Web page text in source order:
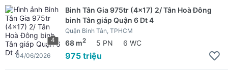
4
Binh Tân Gia 975tr (4x17) 2/ Tân Hoà Đông
binh Tân giáp Quận 6 Dt 4
Quận Bình Tân, TPHCM
68 m2 5 PN 6 WC
975 triệu
04/06/2026